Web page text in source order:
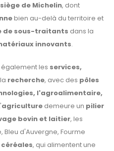
siège de Michelin, dont
bien au-delà du territoire et
de sous-traitants dans la
innovants.
les services,
recherche, avec des pôles
l'agroalimentaire,
agriculture demeure un pilier
bovin et laitier, les
Bleu d'Auvergne, Fourme
, qui alimentent une